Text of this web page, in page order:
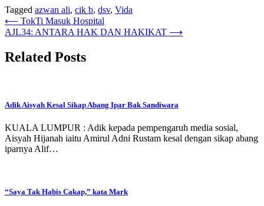
Tagged azwan ali, cik b, dsv, Vida
Post
navigation
⟵ TokTi Masuk Hospital
AJL34: ANTARA HAK DAN HAKIKAT ⟶
Related Posts
Adik Aisyah Kesal Sikap Abang Ipar Bak Sandiwara
KUALA LUMPUR : Adik kepada pempengaruh media sosial,
Aisyah Hijanah iaitu Amirul Adni Rustam kesal dengan sikap abang
iparnya Alif…
“Saya Tak Habis Cakap,” kata Mark